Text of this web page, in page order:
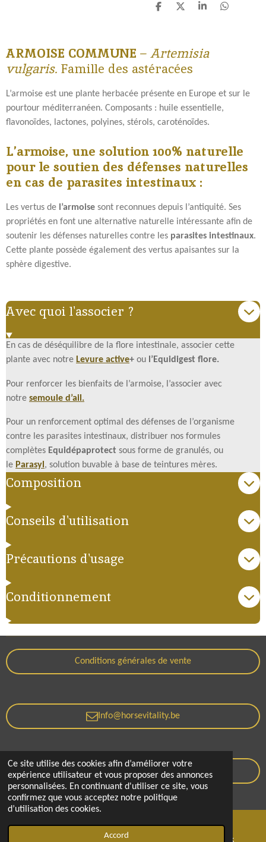
Ce site utilise des cookies afin d’améliorer votre
expérience utilisateur et vous proposer des annonces
personnalisées. En continuant d'utiliser ce site, vous
confirmez que vous acceptez notre politique
d’utilisation des cookies.
Accord
P
a
g
e
P
a
g
e
P
a
g
P
ARMOISE COMMUNE – Artemisia
vulgaris. Famille des astéracées
L’armoise est une plante herbacée présente en Europe et sur le
pourtour méditerranéen. Composants : huile essentielle,
flavonoïdes, lactones, polyines, stérols, caroténoïdes.
L’armoise, une solution 100% naturelle
pour le soutien des défenses naturelles
en cas de parasites intestinaux :
Les vertus de l’armoise sont reconnues depuis l’antiquité. Ses
propriétés en font une alternative naturelle intéressante afin de
soutenir les défenses naturelles contre les parasites intestinaux.
Cette plante possède également des vertus apaisantes sur la
sphère digestive.
Avec quoi l'associer ?
En cas de déséquilibre de la flore intestinale, associer cette
plante avec notre Levure active+ ou l’Equidigest flore.
Pour renforcer les bienfaits de l’armoise, l’associer avec
notre semoule d’ail.
Pour un renforcement optimal des défenses de l’organisme
contre les parasites intestinaux, distribuer nos formules
complètes Equidépaprotect sous forme de granulés, ou
le Parasyl , solution buvable à base de teintures mères.
Composition
Conseils d'utilisation
Précautions d'usage
Conditionnement
Conditions générales de vente
Info@horsevitality.be
Politique de confidentialité
© 2021 - 2026 Horse Vitality
Téléphone Facebook